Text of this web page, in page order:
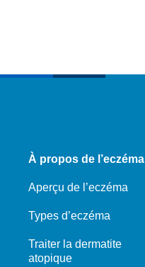
À propos de l’eczéma
Aperçu de l’eczéma
Types d’eczéma
Traiter la dermatite
atopique